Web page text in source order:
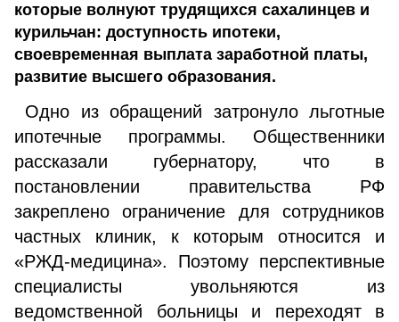
которые волнуют трудящихся сахалинцев и
курильчан: доступность ипотеки,
своевременная выплата заработной платы,
развитие высшего образования.
Одно из обращений затронуло льготные
ипотечные программы. Общественники
рассказали губернатору, что в
постановлении правительства РФ
закреплено ограничение для сотрудников
частных клиник, к которым относится и
«РЖД-медицина». Поэтому перспективные
специалисты увольняются из
ведомственной больницы и переходят в